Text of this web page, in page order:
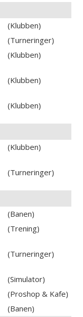
(Klubben)
(Turneringer)
(Klubben)
(Klubben)
(Klubben)
(Klubben)
(Turneringer)
(Banen)
(Trening)
(Turneringer)
(Simulator)
(Proshop & Kafe)
(Banen)